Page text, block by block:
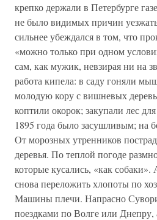
крепко держали в Петербурге
не было видимых причин
сильнее убеждался в том, что
«можно только при одном
сам, как мужик, невзирая ни на
работа кипела: в саду гоняли
молодую кору с вишневых
коптили окорок; закупали лес
1895 года было засушливым; на
От морозных утренников
деревья. По теплой погоде
которые кусались, «как
снова переложить хлопоты по
Машины плечи. Напрасно
поездками по Волге или Днепру,